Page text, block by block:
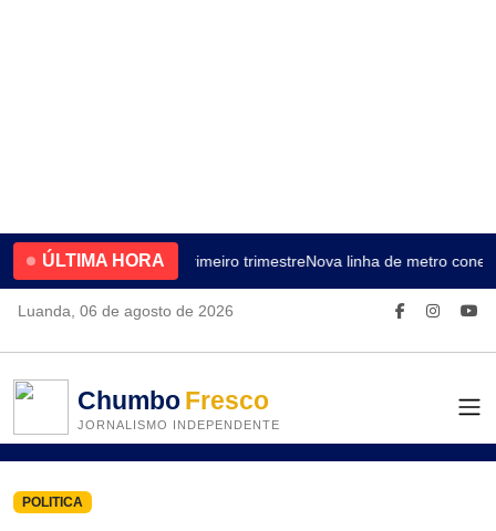
ÚLTIMA HORA4.2% no primeiro trimestreNova linha de metro
Luanda, 06 de agosto de 2026
ChumboFresco
JORNALISMO INDEPENDENTE
POLITICA